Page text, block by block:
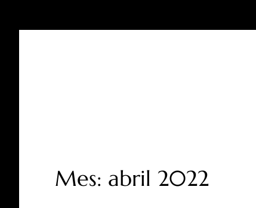
Mes: abril 2022